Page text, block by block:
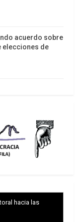
luego de 40
las
llevaron a
de paz en
que no
esbozan sus
acuerdo sobre
elecciones de
hacia las